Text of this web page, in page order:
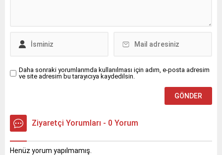
Daha sonraki yorumlarımda kullanılması için adım, e-posta adresim
ve site adresim bu tarayıcıya kaydedilsin.
Ziyaretçi Yorumları - 0 Yorum
Henüz yorum yapılmamış.